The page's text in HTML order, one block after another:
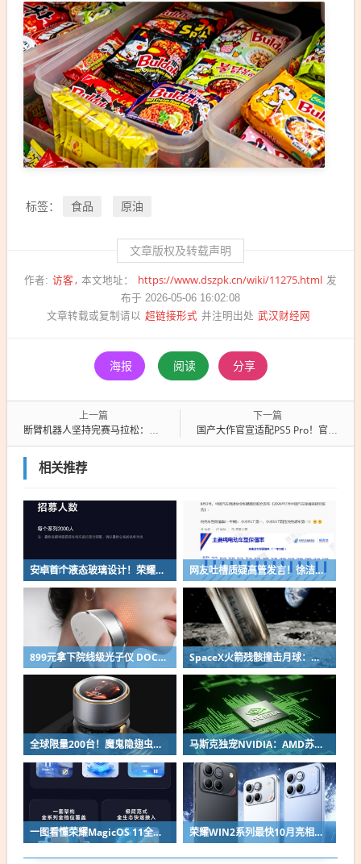
标签： 食品 原油
文章版权及转载声明
作者: 访客 本文地址： https://www.dszpk.cn/wiki/11275.html 发
布于 2026-05-06 16:02:08
文章转载或复制请以 超链接形式 并注明出处 武汉财经网
海报 阅读 分享
上一篇
断臂机器人坚持完赛马拉松：观众与解说齐声呐喊加油
下一篇
国产大作官宣适配PS5 Pro！官宣联动《P5R》
相关推荐
安卓首个液态玻璃设计！荣耀MagicOS 11内测招募开启：17款机型首批升级 网友吐槽质疑高管发言！徐洁云回应“孩go”言论争议：是小米用户宠物名
899元拿下院线级光子仪 DOCO童颜超光炮小米有品众筹上线 SpaceX火箭残骸撞击月球：留下直径约30米巨坑
全球限量200台！魔鬼隐翅虫欧米伽L36 Ultra液冷预售：可动冷头售2999元 马斯克独宠NVIDIA：AMD苏姿丰淡定回应
一图看懂荣耀MagicOS 11全新双架构：安卓底层重构 液态玻璃效果拉满 荣耀WIN2系列最快10月亮相：2nm芯片+万级电池组合同档唯一